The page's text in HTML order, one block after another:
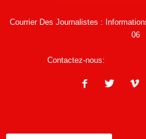
Courrier Des Journalistes :
06
Contactez-nous: